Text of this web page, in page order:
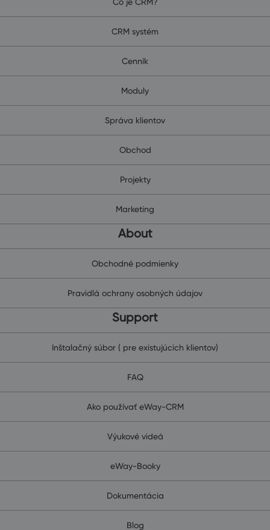
CRM systém
Cenník
Moduly
Správa klientov
Obchod
Projekty
Marketing
About
Obchodné podmienky
Pravidlá ochrany osobných údajov
Support
Inštalačný súbor ( pre existujúcich klientov)
FAQ
Ako používať eWay-CRM
Výukové videá
eWay-Booky
Dokumentácia
Blog